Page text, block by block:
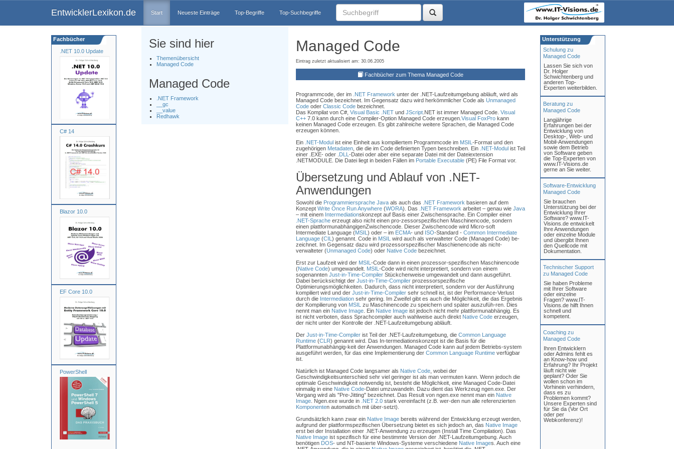
EntwicklerLexikon.de Start Neueste Einträge Top-Begriffe Top-Suchbegriffe
.NET 10.0 Update
C# 14
Blazor 10.0
EF Core 10.0
PowerShell
Fachbücher Sie sind hier
Themenübersicht
Managed Code
Managed Code
.NET Framework
__gc
__value
Redhawk
Managed Code
Eintrag zuletzt aktualisiert am: 30.06.2005
Fachbücher zum Thema Managed Code
Programmcode, der im .NET Framework unter der .NET-Laufzeitumgebung abläuft, wird als
Managed Code bezeichnet. Im Gegensatz dazu wird herkömmlicher Code als Unmanaged
Codeoder Classic Codebezeichnet.
Das Kompilat von C#, Visual Basic .NETund JScript.NET ist immer Managed Code. Visual
C++7.0 kann durch eine Compiler-Option Managed Code erzeugen. Visual FoxProkann
keinen Managed Code erzeugen. Es gibt zahlreiche weitere Sprachen, die Managed Code
erzeugen können.
Ein .NET-Modulist eine Einheit aus kompiliertem Programmcode im MSIL -Format und den
zugehörigen Metadaten, die die im Code definierten Typen beschreiben. Ein .NET-Modulist Teil
einer .EXE- oder . DLL -Datei oder aber eine separate Datei mit der Dateiextension
.NETMODULE. Die Datei liegt in beiden Fällen im Portable Executable(PE) File Format vor.
Übersetzung und Ablauf von .NET-
Anwendungen
Sowohl die Programmiersprache Javaals auch das .NET Framework basieren auf dem
Konzept Write Once Run Anywhere(WORA). Das .NET Framework arbeitet – genau wie Java
– mit einem Intermediationskonzept auf Basis einer Zwischensprache. Ein Compiler einer
.NET-Spracheerzeugt also nicht einen pro-zessorspezifischen Maschinencode, sondern
einen plattformunabhängigenZwischencode. Dieser Zwischencode wird Micro-soft
Intermediate Language (MSIL ) oder – im ECMA- und ISO-Standard - Common Intermediate
Language(CIL ) genannt. Code in MSIL wird auch als verwalteter Code (Managed Code) be-
zeichnet. Im Gegensatz dazu wird prozessorspezifischer Maschienencode als nicht-
verwalteter (Unmanaged Code) oder Native Codebezeichnet.
Erst zur Laufzeit wird der MSIL -Code dann in einen prozessor-spezifischen Maschinencode
(Native Code) umgewandelt. MSIL -Code wird nicht interpretiert, sondern von einem
sogenannten Just-in-Time-CompilerStückchenweise umgewandelt und dann ausgeführt.
Dabei berücksichtigt der Just-in-Time-Compilerprozessorspezifische
Optimierungsmöglichkeiten. Dadurch, dass nicht interpretiert, sondern vor der Ausführung
kompiliert wird und der Just-in-Time-Compilersehr schnell ist, ist der Performance-Verlust
durch die Intermediationsehr gering. Im Zweifel gibt es auch die Möglichkeit, die das Ergebnis
der Kompilierung von MSIL zu Maschinencode zu speichern und später auszufüh-ren. Dies
nennt man ein Native Image. Ein Native Imageist jedoch nicht mehr plattformunabhängig. Es
ist nicht verboten, dass Sprachcompiler auch wahlweise auch direkt Native Codeerzeugen,
der nicht unter der Kontrolle der .NET-Laufzeitumgebung abläuft.
Der Just-in-Time-Compilerist Teil der .NET-Laufzeitumgebung, die Common Language
Runtime(CLR) genannt wird. Das In-termediationskonzept ist die Basis für die
Plattformunabhängig-keit der Anwendungen. Managed Code kann auf jedem Betriebs-system
ausgeführt werden, für das eine Implementierung der Common Language Runtimeverfügbar
ist.
Natürlich ist Managed Code langsamer als Native Code, wobei der
Geschwindigkeitsunterschied sehr viel geringer ist als man vermuten kann. Wenn jedoch die
optimale Geschwindigkeit notwendig ist, besteht die Möglichkeit, eine Managed Code-Datei
einmalig in eine Native Code-Datei umzuwandeln. Dazu dient das Werkzeug ngen.exe. Der
Vorgang wird als "Pre-Jitting" bezeichnet. Das Result von ngen.exe nennt man ein Native
Image. Ngen.exe wurde in .NET 2.0stark vereinfacht (z.B. wer-den nun alle referenzierten
Komponenten automatisch mit über-setzt).
Grundsätzlich kann zwar ein Native Imagebereits während der Entwicklung erzeugt werden,
aufgrund der plattformspezifischen Übersetzung bietet es sich jedoch an, das Native Image
erst bei der Installation einer .NET-Anwendung zu erzeugen (Install Time Compilation). Das
Native Imageist spezifisch für eine bestimmte Version der .NET-Laufzeitumgebung. Auch
benötigen DOS- und NT-basierte Windows-Systeme verschiedene Native Images. Auch eine
Schulung zu
Managed Code
Lassen Sie sich von
Dr. Holger
Schwichtenberg und
anderen Top-
Experten weiterbilden.
Beratung zu
Managed Code
Langjährige
Erfahrungen bei der
Entwicklung von
Desktop-, Web- und
Mobil-Anwendungen
sowie dem Betrieb
von Software geben
die Top-Experten von
www.IT-Visions.de
gerne an Sie weiter.
Software-Entwicklung
Managed Code
Sie brauchen
Unterstützung bei der
Entwicklung Ihrer
Software? www.IT-
Visions.de entwickelt
Ihre Anwendungen
oder einzelne Module
und übergibt Ihnen
den Quellcode mit
Dokumentation.
Technischer Support
zu Managed Code
Sie haben Probleme
mit Ihrer Software
oder einzelne
Fragen? www.IT-
Visions.de hilft Ihnen
schnell und
kompetent.
Coaching zu
Managed Code
Ihren Entwicklern
oder Admins fehlt es
an Know-how und
Erfahrung? Ihr Projekt
läuft nicht wie
geplant? Oder Sie
wollen schon im
Vorhinein verhindern,
dass es zu
Problemen kommt?
Unsere Experten sind
für Sie da (Vor Ort
oder per
Webkonferenz)!
Unterstützung